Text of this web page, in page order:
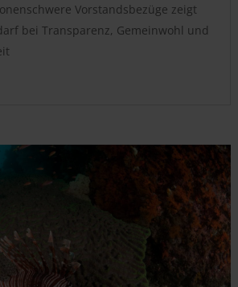
Vorstandsbezüge zeigt
bei Transparenz, Gemeinwohl und